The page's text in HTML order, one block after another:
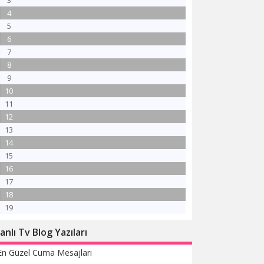
4
5
6
7
8
9
10
11
12
13
14
15
16
17
18
19
Tv Blog Yazıları
Güzel Cuma Mesajları